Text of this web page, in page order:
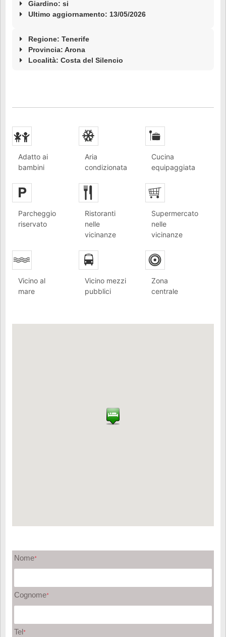
Giardino: si
Ultimo aggiornamento: 13/05/2026
Regione: Tenerife
Provincia: Arona
Località: Costa del Silencio
Adatto ai
bambini
Aria
condizionata
Cucina
equipaggiata
Parcheggio
riservato
Ristoranti
nelle
vicinanze
Supermercato
nelle
vicinanze
Vicino al
mare
Vicino mezzi
pubblici
Zona
centrale
Nome*
Cognome*
Tel*